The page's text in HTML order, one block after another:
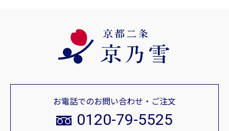
お電話でのお問い合わせ・ご注文
0120-79-5525